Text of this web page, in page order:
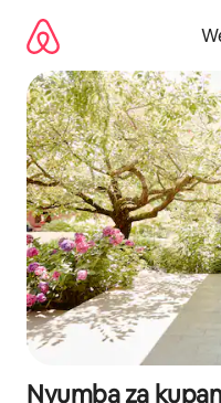
kwenda
kwenye
maudhui
Nyumba za